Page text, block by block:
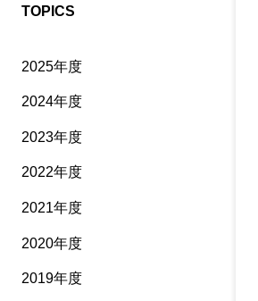
TOPICS
2025年度
2024年度
2023年度
2022年度
2021年度
2020年度
2019年度